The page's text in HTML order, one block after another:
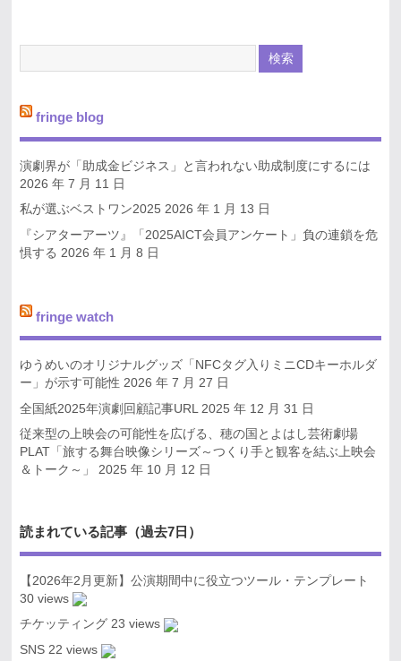
fringe blog
演劇界が「助成金ビジネス」と言われない助成制度にするには
2026 年 7 月 11 日
私が選ぶベストワン2025 2026 年 1 月 13 日
『シアターアーツ』「2025AICT会員アンケート」負の連鎖を危
惧する 2026 年 1 月 8 日
fringe watch
ゆうめいのオリジナルグッズ「NFCタグ入りミニCDキーホルダ
ー」が示す可能性 2026 年 7 月 27 日
全国紙2025年演劇回顧記事URL 2025 年 12 月 31 日
従来型の上映会の可能性を広げる、穂の国とよはし芸術劇場
PLAT「旅する舞台映像シリーズ～つくり手と観客を結ぶ上映会
＆トーク～」
2025 年 10 月 12 日
読まれている記事（過去7日）
【2026年2月更新】公演期間中に役立つツール・テンプレート
30 views
チケッティング 23 views
SNS 22 views